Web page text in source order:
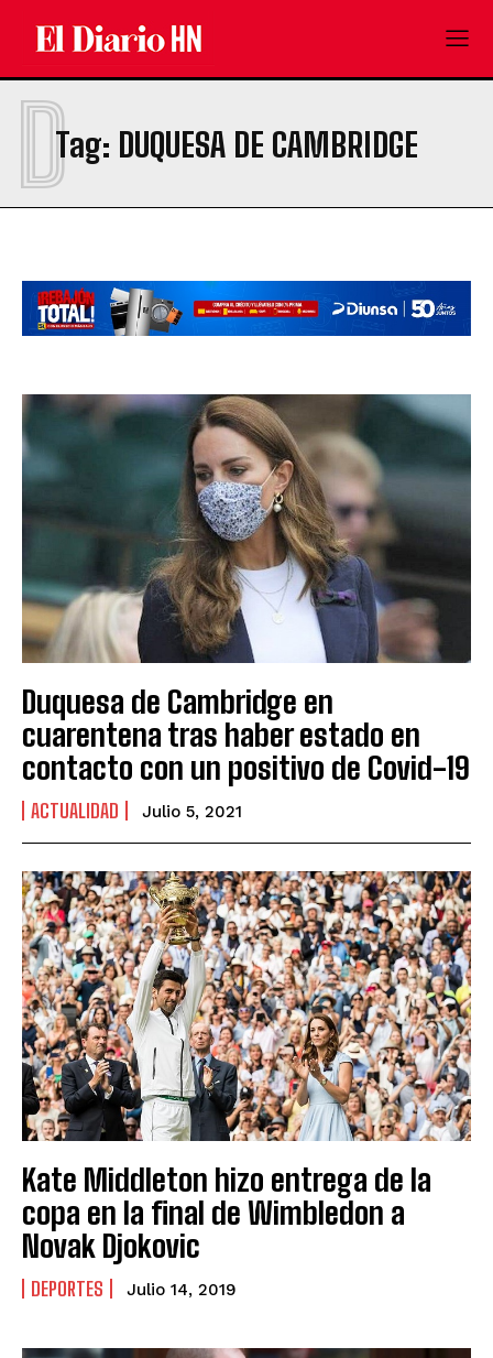
Tag: DUQUESA DE CAMBRIDGE
D
Duquesa de Cambridge en
cuarentena tras haber estado en
contacto con un positivo de Covid-19
ACTUALIDAD Julio 5, 2021
Kate Middleton hizo entrega de la
copa en la final de Wimbledon a
Novak Djokovic
DEPORTES Julio 14, 2019